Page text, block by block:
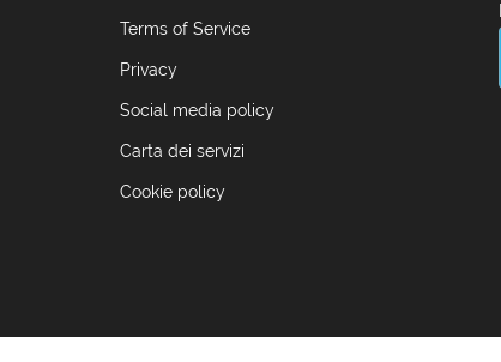
Terms of Service
Privacy
Social media policy
Carta dei servizi
Cookie policy